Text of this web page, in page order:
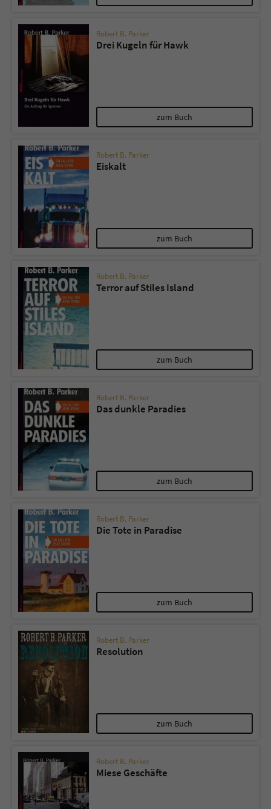
Robert B. Parker
Drei Kugeln für Hawk
zum Buch
Robert B. Parker
Eiskalt
zum Buch
Robert B. Parker
Terror auf Stiles Island
zum Buch
Robert B. Parker
Das dunkle Paradies
zum Buch
Robert B. Parker
Die Tote in Paradise
zum Buch
Robert B. Parker
Resolution
zum Buch
Robert B. Parker
Miese Geschäfte